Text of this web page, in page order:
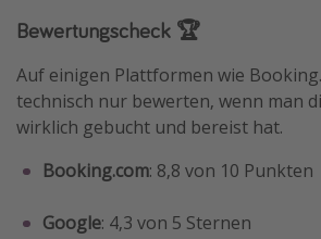
Bewertungscheck 🏆
Auf einigen Plattformen wie
technisch nur bewerten, wenn man
wirklich gebucht und bereist hat.
Booking.com: 8,8 von 10 Punkten
Google: 4,3 von 5 Sternen